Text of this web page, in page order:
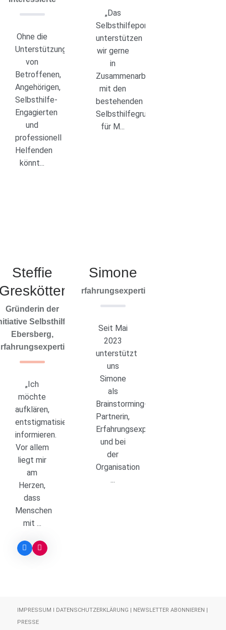
Ohne die
Unterstützung
von
Betroffenen,
Angehörigen,
Selbsthilfe-
Engagierten
und
professionell
Helfenden
könnt...
„Das
Selbsthilfeportal
unterstützen
wir gerne
in
Zusammenarbeit
mit den
bestehenden
Selbsthilfegruppen
für M...
Steffie
Gründerin der
Selbsthilfe
Ebersberg,
„Ich
möchte
aufklären,
entstigmatisieren,
informieren.
Vor allem
liegt mir
am
Herzen,
dass
Menschen
mit ...
Simone
Erfahrungsexpertin
Seit Mai
2023
unterstützt
uns
Simone
als
Brainstorming-
Partnerin,
Erfahrungsexpertin
und bei
der
Organisation
...
IMPRESSUM I DATENSCHUTZERKLÄRUNG | NEWSLETTER ABONNIEREN |
PRESSE